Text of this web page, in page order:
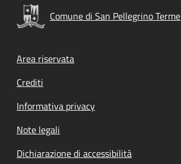
Comune di San Pellegrino Terme
Footer menu
Area riservata
Crediti
Informativa privacy
Note legali
Dichiarazione di accessibilità